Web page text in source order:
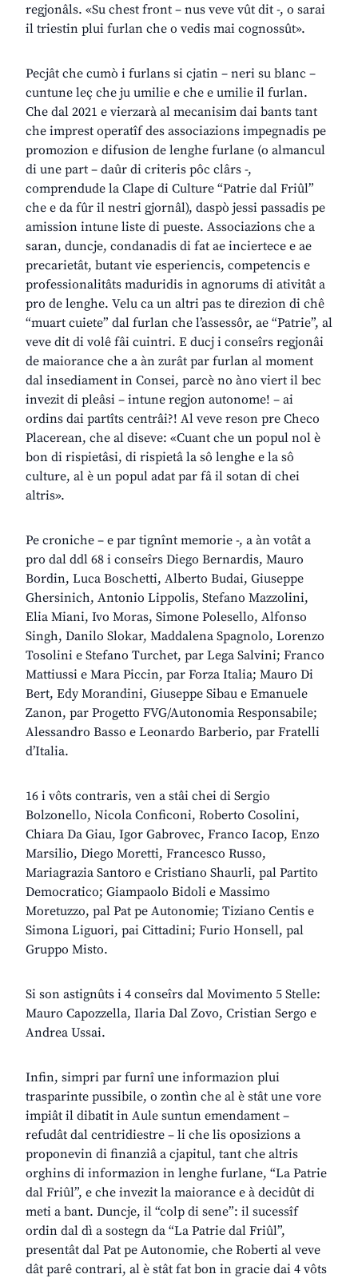
regjonâls. «Su chest front – nus veve vût dit -, o sarai
il triestin plui furlan che o vedis mai cognossût».
Pecjât che cumò i furlans si cjatin – neri su blanc –
cuntune leç che ju umilie e che e umilie il furlan.
Che dal 2021 e vierzarà al mecanisim dai bants tant
che imprest operatîf des associazions impegnadis pe
promozion e difusion de lenghe furlane (o almancul
di une part – daûr di criteris pôc clârs -,
comprendude la Clape di Culture “Patrie dal Friûl”
che e da fûr il nestri gjornâl), daspò jessi passadis pe
amission intune liste di pueste. Associazions che a
saran, duncje, condanadis di fat ae inciertece e ae
precarietât, butant vie esperiencis, competencis e
professionalitâts maduridis in agnorums di ativitât a
pro de lenghe. Velu ca un altri pas te direzion di chê
“muart cuiete” dal furlan che l’assessôr, ae “Patrie”, al
veve dit di volê fâi cuintri. E ducj i conseîrs regjonâi
de maiorance che a àn zurât par furlan al moment
dal insediament in Consei, parcè no àno viert il bec
invezit di pleâsi – intune regjon autonome! – ai
ordins dai partîts centrâi?! Al veve reson pre Checo
Placerean, che al diseve: «Cuant che un popul nol è
bon di rispietâsi, di rispietâ la sô lenghe e la sô
culture, al è un popul adat par fâ il sotan di chei
altris».
Pe croniche – e par tignînt memorie -, a àn votât a
pro dal ddl 68 i conseîrs Diego Bernardis, Mauro
Bordin, Luca Boschetti, Alberto Budai, Giuseppe
Ghersinich, Antonio Lippolis, Stefano Mazzolini,
Elia Miani, Ivo Moras, Simone Polesello, Alfonso
Singh, Danilo Slokar, Maddalena Spagnolo, Lorenzo
Tosolini e Stefano Turchet, par Lega Salvini; Franco
Mattiussi e Mara Piccin, par Forza Italia; Mauro Di
Bert, Edy Morandini, Giuseppe Sibau e Emanuele
Zanon, par Progetto FVG/Autonomia Responsabile;
Alessandro Basso e Leonardo Barberio, par Fratelli
d’Italia.
16 i vôts contraris, ven a stâi chei di Sergio
Bolzonello, Nicola Conficoni, Roberto Cosolini,
Chiara Da Giau, Igor Gabrovec, Franco Iacop, Enzo
Marsilio, Diego Moretti, Francesco Russo,
Mariagrazia Santoro e Cristiano Shaurli, pal Partito
Democratico; Giampaolo Bidoli e Massimo
Moretuzzo, pal Pat pe Autonomie; Tiziano Centis e
Simona Liguori, pai Cittadini; Furio Honsell, pal
Gruppo Misto.
Si son astignûts i 4 conseîrs dal Movimento 5 Stelle:
Mauro Capozzella, Ilaria Dal Zovo, Cristian Sergo e
Andrea Ussai.
Infin, simpri par furnî une informazion plui
trasparinte pussibile, o zontìn che al è stât une vore
impiât il dibatit in Aule suntun emendament –
refudât dal centridiestre – li che lis oposizions a
proponevin di finanziâ a cjapitul, tant che altris
orghins di informazion in lenghe furlane, “La Patrie
dal Friûl”, e che invezit la maiorance e à decidût di
meti a bant. Duncje, il “colp di sene”: il sucessîf
ordin dal dì a sostegn da “La Patrie dal Friûl”,
presentât dal Pat pe Autonomie, che Roberti al veve
dât parê contrari, al è stât fat bon in gracie dai 4 vôts